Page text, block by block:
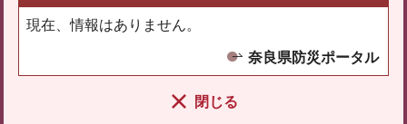
現在、情報はありません。
奈良県防災ポータル
閉じる